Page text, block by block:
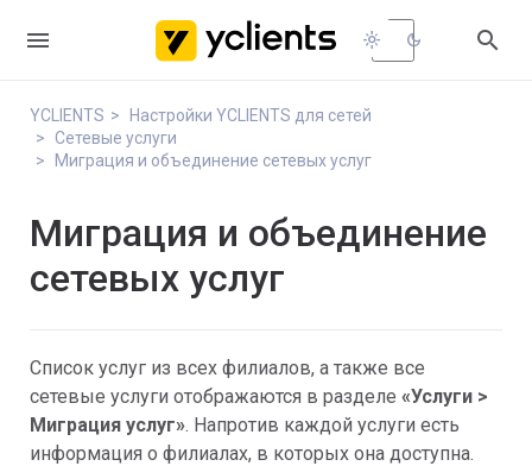
 light_mode dark_mode 
YCLIENTS
Настройки YCLIENTS для сетей
Сетевые услуги
Миграция и объединение сетевых услуг
Миграция и объединение
сетевых услуг
Список услуг из всех филиалов, а также все
сетевые услуги отображаются в разделе «Услуги >
Миграция услуг». Напротив каждой услуги есть
информация о филиалах, в которых она доступна.